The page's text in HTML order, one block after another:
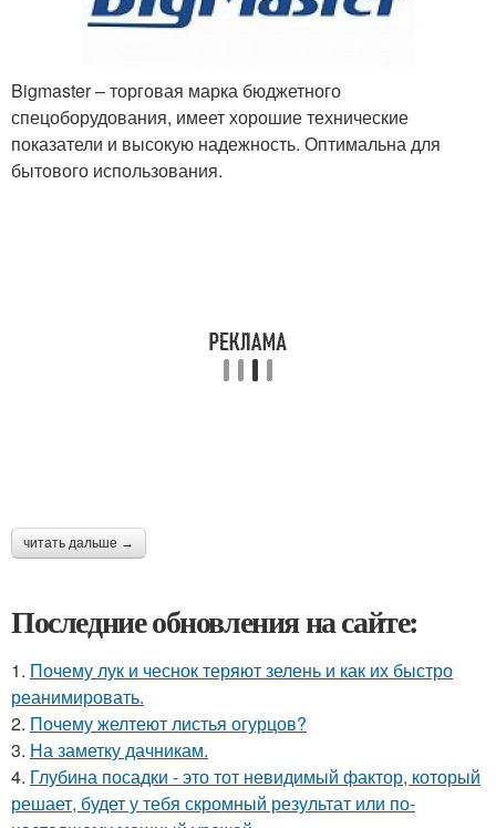
Bigmaster – торговая марка бюджетного
спецоборудования, имеет хорошие технические
показатели и высокую надежность. Оптимальна для
бытового использования.
читать дальше →
Последние обновления на сайте:
1. Почему лук и чеснок теряют зелень и как их быстро
реанимировать.
2. Почему желтеют листья огурцов?
3. На заметку дачникам.
4. Глубина посадки - это тот невидимый фактор, который
решает, будет у тебя скромный результат или по-